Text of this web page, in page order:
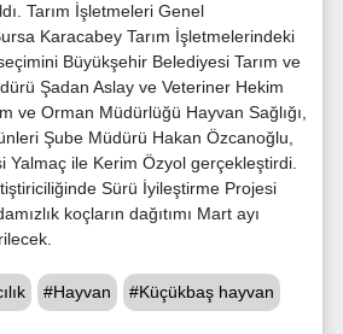
Tarım İşletmeleri Genel
Karacabey Tarım İşletmelerindeki
Büyükşehir Belediyesi Tarım ve
Şadan Aslay ve Veteriner Hekim
ve Orman Müdürlüğü Hayvan Sağlığı,
Şube Müdürü Hakan Özcanoğlu,
Yalmaç ile Kerim Özyol gerçekleştirdi.
Sürü İyileştirme Projesi
koçların dağıtımı Mart ayı
#Hayvan #Küçükbaş hayvan